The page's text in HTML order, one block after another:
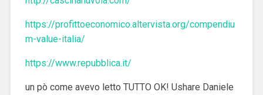
https://profittoeconomico.altervista.org/compendiu
m-value-italia/
https://www.repubblica.it/
un pò come avevo letto TUTTO OK! Ushare Daniele